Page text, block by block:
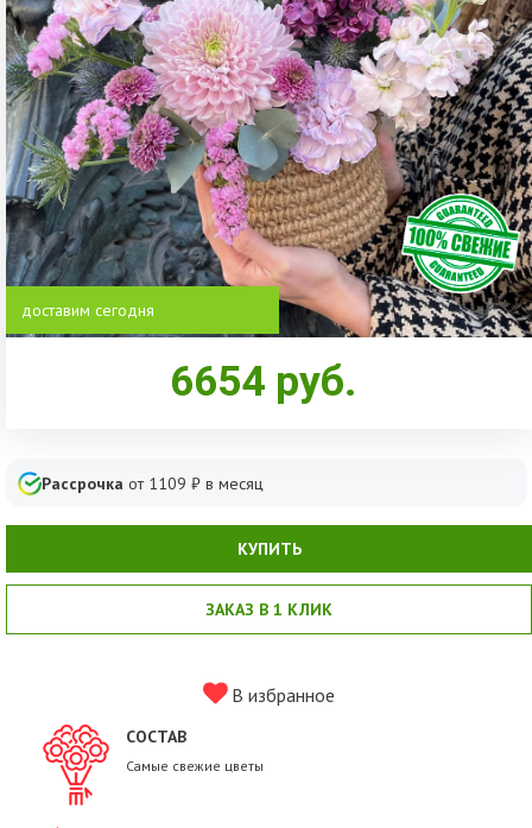
доставим сегодня
6654 руб.
Рассрочка от 1109 ₽ в месяц
КУПИТЬ
ЗАКАЗ В 1 КЛИК
В избранное
СОСТАВ
Самые свежие цветы